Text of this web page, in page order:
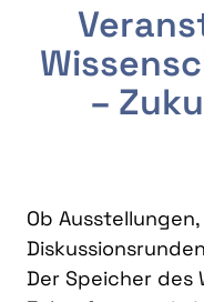
–
Ob
Der Speicher des